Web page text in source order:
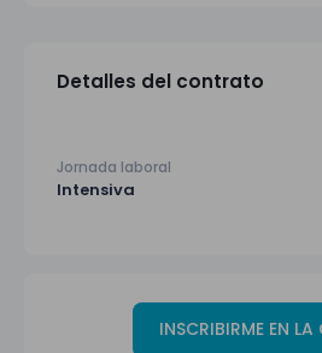
Detalles del contrato
Jornada laboral
Intensiva
INSCRIBIRME EN LA